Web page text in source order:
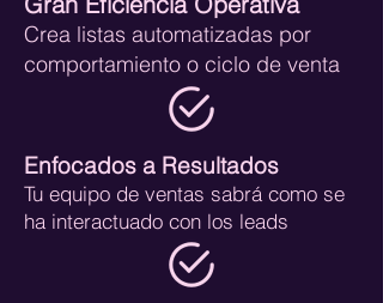
Crea listas automatizadas por
comportamiento o ciclo de venta
Enfocados a Resultados
Tu equipo de ventas sabrá como se
ha interactuado con los leads